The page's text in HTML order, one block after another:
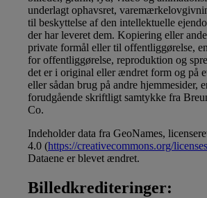
underlagt ophavsret,
til beskyttelse af den intellektuelle
der har leveret dem. Kopiering eller
private formål eller til offentliggørelse,
for offentliggørelse, reproduktion og
det er i original eller ændret form og på
eller sådan brug på andre hjemmesider,
forudgående skriftligt samtykke fra
Co.
Indeholder data fra GeoNames,
4.0 (https://creativecommons.org/
Dataene er blevet ændret.
Billedkrediteringer: